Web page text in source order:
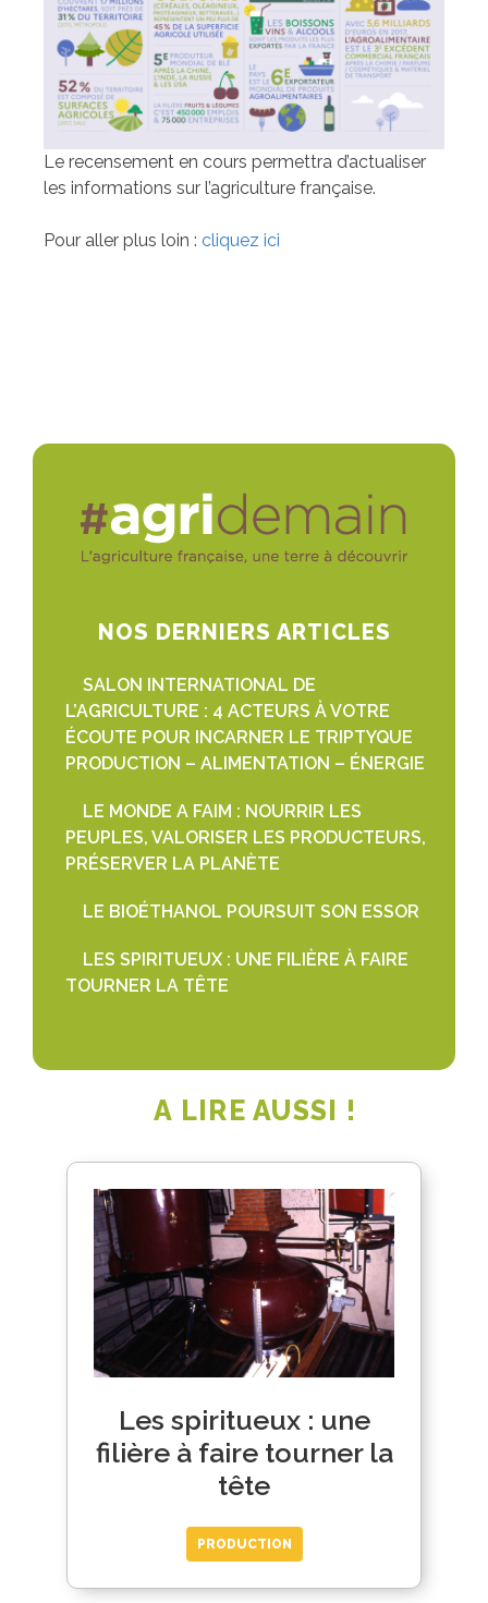
Le recensement en cours permettra d’actualiser
les informations sur l’agriculture française.
Pour aller plus loin : cliquez ici
NOS DERNIERS ARTICLES
SALON INTERNATIONAL DE
L’AGRICULTURE : 4 ACTEURS À VOTRE
ÉCOUTE POUR INCARNER LE TRIPTYQUE
PRODUCTION – ALIMENTATION – ÉNERGIE
LE MONDE A FAIM : NOURRIR LES
PEUPLES, VALORISER LES PRODUCTEURS,
PRÉSERVER LA PLANÈTE
LE BIOÉTHANOL POURSUIT SON ESSOR
LES SPIRITUEUX : UNE FILIÈRE À FAIRE
TOURNER LA TÊTE
A LIRE AUSSI !
Les spiritueux : une
filière à faire tourner la
tête
PRODUCTION